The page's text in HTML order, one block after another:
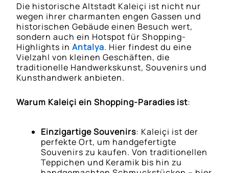
Die historische Altstadt Kaleiçi ist nicht nur
wegen ihrer charmanten engen Gassen und
historischen Gebäude einen Besuch wert,
sondern auch ein Hotspot für Shopping-
Highlights inAntalya. Hier findest du eine
Vielzahl von kleinen Geschäften, die
traditionelle Handwerkskunst, Souvenirs und
Kunsthandwerk anbieten.
Warum Kaleiçi ein Shopping-Paradies ist:
Einzigartige Souvenirs: Kaleiçi ist der
perfekte Ort, um handgefertigte
Souvenirs zu kaufen. Von traditionellen
Teppichen und Keramik bis hin zu